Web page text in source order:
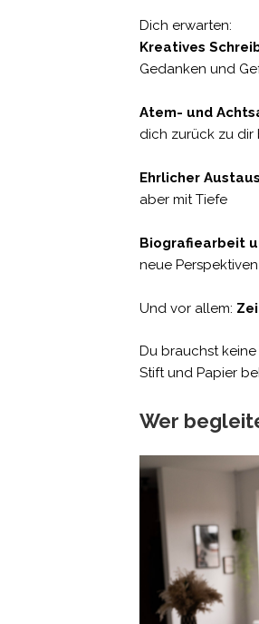
Dich erwarten:
Kreatives
Gedanken und
Atem- und
dich zurück zu dir
Ehrlicher
aber mit Tiefe
Biografiearbeit
neue
Und vor allem:
Du brauchst
Stift und Papier
Wer